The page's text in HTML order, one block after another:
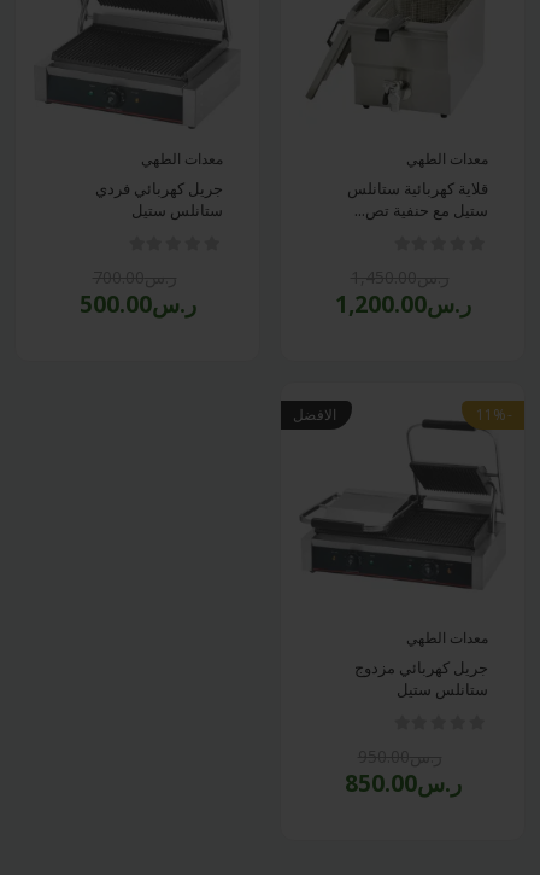
معدات الطهي
قلاية كهربائية ستانلس
ستيل مع حنفية تص...
ر.س1,200.00
معدات الطهي
جريل كهربائي فردي
ستانلس ستيل
ر.س500.00
الافضل -11%
معدات الطهي
جريل كهربائي مزدوج
ستانلس ستيل
ر.س850.00